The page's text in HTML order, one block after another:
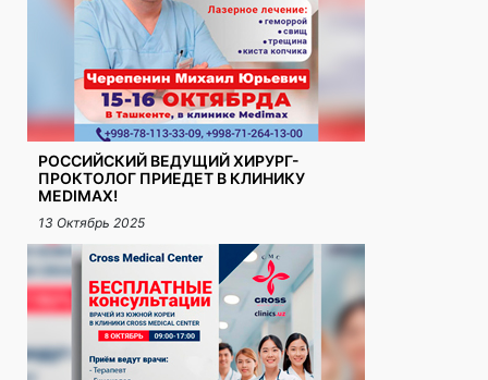
РОССИЙСКИЙ ВЕДУЩИЙ ХИРУРГ-
ПРОКТОЛОГ ПРИЕДЕТ В КЛИНИКУ
MEDIMAX!
13 Октябрь 2025